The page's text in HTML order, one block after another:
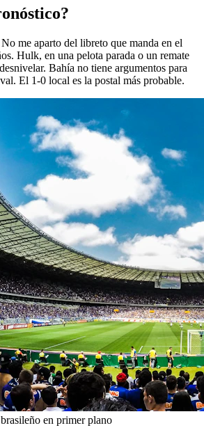
me aparto del libreto que manda en el
Hulk, en una pelota parada o un remate
Bahía no tiene argumentos para
El 1-0 local es la postal más probable.
en primer plano